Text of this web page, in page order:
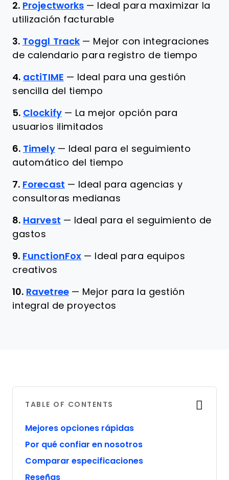
2. Projectworks —
Ideal para maximizar la
utilización facturable
3. Toggl Track — Mejor con integraciones
de calendario para registro de tiempo
4. actiTIME — Ideal para una gestión
sencilla del tiempo
5. Clockify — La mejor opción para
usuarios ilimitados
6. Timely — Ideal para el seguimiento
automático del tiempo
7. Forecast — Ideal para agencias y
consultoras medianas
8. Harvest — Ideal para el seguimiento de
gastos
9. FunctionFox —
Ideal para equipos
creativos
10. Ravetree — Mejor para la gestión
integral de proyectos
TABLE OF CONTENTS
Mejores opciones rápidas
Por qué confiar en nosotros
Comparar especificaciones
Reseñas